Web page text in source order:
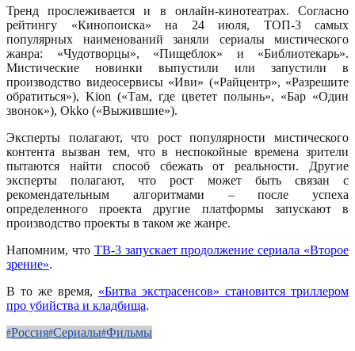
Тренд прослеживается и в онлайн-кинотеатрах. Согласно
рейтингу «Кинопоиска» на 24 июля, ТОП-3 самых
популярных наименований заняли сериалы мистического
жанра: «Чудотворцы», «Пищеблок» и «Библиотекарь».
Мистические новинки выпустили или запустили в
производство видеосервисы «Иви» («Райцентр», «Разрешите
обратиться»), Kion («Там, где цветет полынь», «Бар «Один
звонок»), Okko («Выжившие»).
Эксперты полагают, что рост популярности мистического
контента вызван тем, что в неспокойные времена зрители
пытаются найти способ сбежать от реальности. Другие
эксперты полагают, что рост может быть связан с
рекомендательным алгоритмами – после успеха
определенного проекта другие платформы запускают в
производство проекты в таком же жанре.
Напомним, что ТВ-3 запускает продолжение сериала «Второе
зрение».
В то же время, «Битва экстрасенсов» становится триллером
про убийства и кладбища.
Россия Сериалы Фильмы